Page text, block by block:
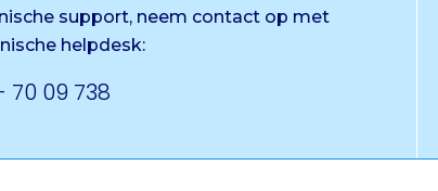
support, neem contact op met
helpdesk:
70 09 738